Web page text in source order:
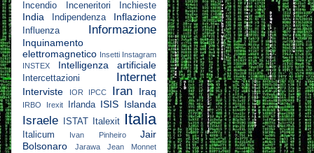
Incendio Inceneritori Inchieste
India Indipendenza Inflazione
Influenza Informazione
Inquinamento
elettromagnetico Insetti Instagram
INSTEX
Intelligenza artificiale
Intercettazioni Internet
Interviste IOR IPCC Iran Iraq
IRBO Irexit Irlanda ISIS Islanda
Israele ISTAT Italexit Italia
Italicum Ivan Pinheiro
Jair
Bolsonaro
Jarawa
Jean Monnet